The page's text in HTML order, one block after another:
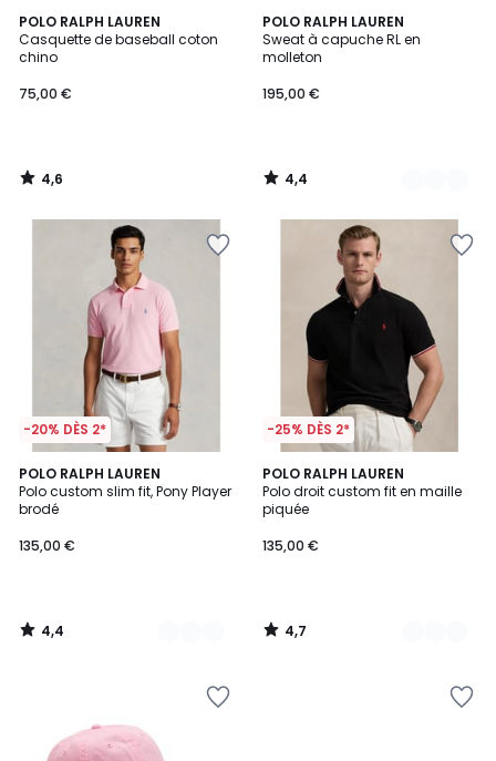
POLO RALPH LAUREN
Casquette de baseball coton
chino
75,00 €
4,6
/ 5
4,6
/
POLO RALPH LAUREN
Sweat à capuche RL en
molleton
195,00 €
4,4
/ 5
4
Couleurs
4,4
/
-20% DÈS 2*
POLO RALPH LAUREN
Polo custom slim fit, Pony Player
brodé
135,00 €
4,4
/ 5
2
Couleurs
4,4
/
-25% DÈS 2*
POLO RALPH LAUREN
Polo droit custom fit en maille
piquée
135,00 €
4,7
/ 5
4
Couleurs
4,7
/